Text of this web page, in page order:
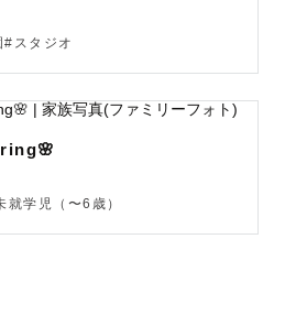
いただいたゲスト様からいただ
さい！
のために何かすること、がとて
からご高齢の方まで、幅広い年
ごしてきたこともあり、「人と
スタジオ
学児（〜6歳）